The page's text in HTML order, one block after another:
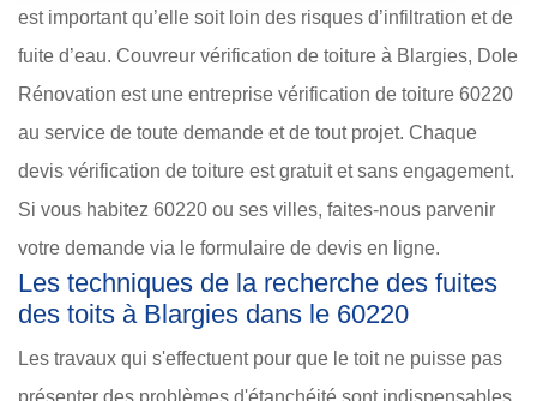
est important qu’elle soit loin des risques d’infiltration et de
fuite d’eau. Couvreur vérification de toiture à Blargies, Dole
Rénovation est une entreprise vérification de toiture 60220
au service de toute demande et de tout projet. Chaque
devis vérification de toiture est gratuit et sans engagement.
Si vous habitez 60220 ou ses villes, faites-nous parvenir
votre demande via le formulaire de devis en ligne.
Les techniques de la recherche des fuites
des toits à Blargies dans le 60220
Les travaux qui s'effectuent pour que le toit ne puisse pas